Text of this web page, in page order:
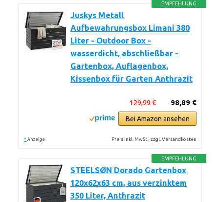
EMPFEHLUNG
Juskys Metall
Aufbewahrungsbox Limani 380
Liter - Outdoor Box -
wasserdicht, abschließbar -
Gartenbox, Auflagenbox,
Kissenbox für Garten Anthrazit
98,89 €
129,99 €
Bei Amazon ansehen
* Anzeige Preis inkl. MwSt., zzgl. Versandkosten
EMPFEHLUNG
STEELSØN Dorado Gartenbox
120x62x63 cm, aus verzinktem
350 Liter, Anthrazit